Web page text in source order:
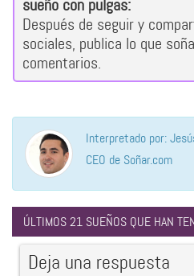
sueño con pulgas:
Después de seguir y
sociales, publica lo que
comentarios.
Interpretado por:
CEO de Soñar.com
ÚLTIMOS 21 SUEÑOS QUE HAN
Deja una respuesta